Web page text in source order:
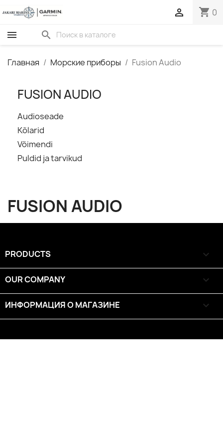
shopping_cart 0

search
Главная Морские приборы Fusion Audio
FUSION AUDIO
Audioseade
Kõlarid
Võimendi
Puldid ja tarvikud
FUSION AUDIO
PRODUCTS 
OUR COMPANY 
ИНФОРМАЦИЯ О МАГАЗИНЕ keyboard_arrow_down